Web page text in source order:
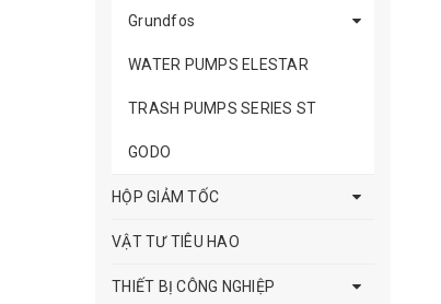
Grundfos
WATER PUMPS ELESTAR
TRASH PUMPS SERIES ST
GODO
HỘP GIẢM TỐC
VẬT TƯ TIÊU HAO
THIẾT BỊ CÔNG NGHIỆP